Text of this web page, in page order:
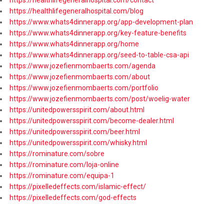
https://healthlifegeneralhospital.com/blog
https://www.whats4dinnerapp.org/app-development-plan
https://www.whats4dinnerapp.org/key-feature-benefits
https://www.whats4dinnerapp.org/home
https://www.whats4dinnerapp.org/seed-to-table-csa-api
https://www.jozefienmombaerts.com/agenda
https://www.jozefienmombaerts.com/about
https://www.jozefienmombaerts.com/portfolio
https://www.jozefienmombaerts.com/post/woelig-water
https://unitedpowersspirit.com/about.html
https://unitedpowersspirit.com/become-dealer.html
https://unitedpowersspirit.com/beer.html
https://unitedpowersspirit.com/whisky.html
https://rominature.com/sobre
https://rominature.com/loja-online
https://rominature.com/equipa-1
https://pixelledeffects.com/islamic-effect/
https://pixelledeffects.com/god-effects